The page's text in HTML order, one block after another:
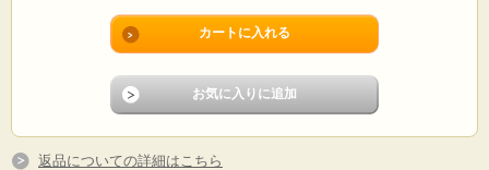
返品についての詳細はこちら